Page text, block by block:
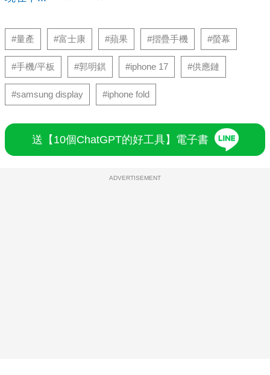
#量產 #富士康 #蘋果 #摺疊手機 #螢幕
#手機/平板 #郭明錤 #iphone 17 #供應鏈
#samsung display #iphone fold
送【10個ChatGPT的好工具】電子書
ADVERTISEMENT